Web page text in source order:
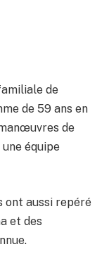
de
de 59 ans en
de
équipe
ont aussi repéré
et des